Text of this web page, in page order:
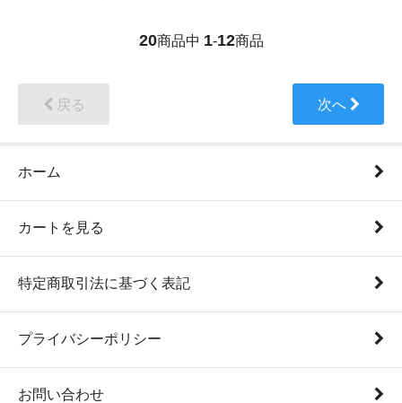
20商品中 1-12商品
戻る 次へ
ホーム
カートを見る
特定商取引法に基づく表記
プライバシーポリシー
お問い合わせ